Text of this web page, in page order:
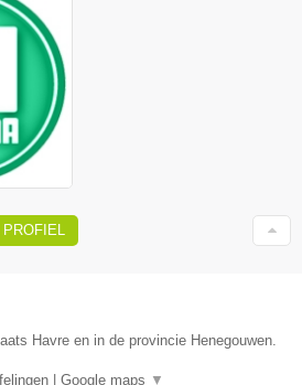
Havre en in de provincie Henegouwen.
Google maps ▼